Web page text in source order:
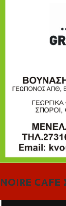
NOIRE